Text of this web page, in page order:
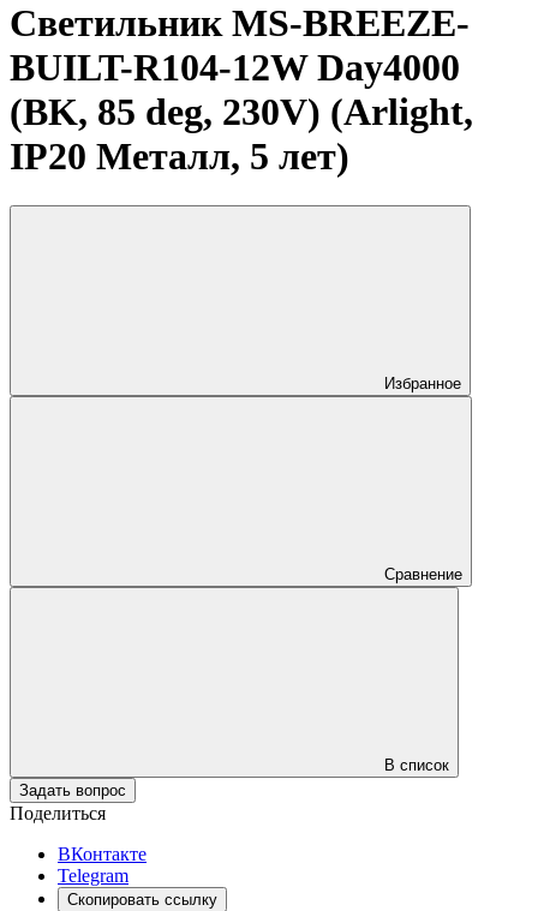
Светильник MS-BREEZE-
BUILT-R104-12W Day4000
(BK, 85 deg, 230V) (Arlight,
IP20 Металл, 5 лет)
Избранное
Сравнение
В список
Задать вопрос
Поделиться
ВКонтакте
Telegram
Скопировать ссылку